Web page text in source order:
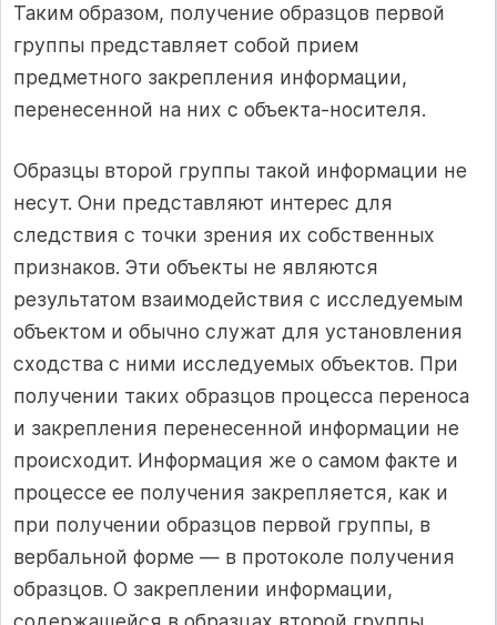
Таким образом, получение образцов первой
группы представляет собой прием
предметного закрепления информации,
перенесенной на них с объекта-носителя.
Образцы второй группы такой информации не
несут. Они представляют интерес для
следствия с точки зрения их собственных
признаков. Эти объекты не являются
результатом взаимодействия с исследуемым
объектом и обычно служат для установления
сходства с ними исследуемых объектов. При
получении таких образцов процесса переноса
и закрепления перенесенной информации не
происходит. Информация же о самом факте и
процессе ее получения закрепляется, как и
при получении образцов первой группы, в
вербальной форме — в протоколе получения
образцов. О закреплении информации,